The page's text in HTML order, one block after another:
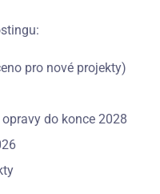
pro nové projekty)
do konce 2028